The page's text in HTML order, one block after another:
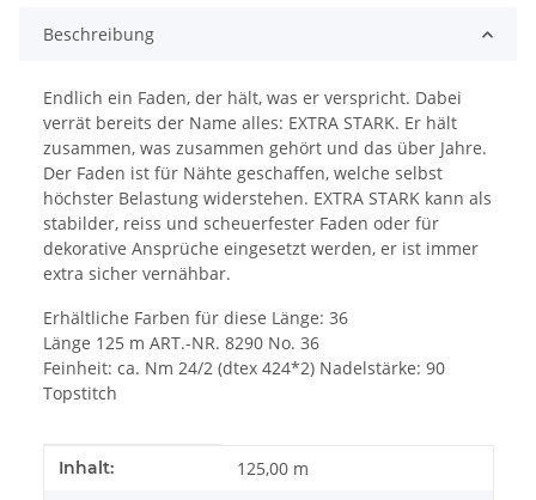
Beschreibung
Endlich ein Faden, der hält, was er verspricht. Dabei
verrät bereits der Name alles: EXTRA STARK. Er hält
zusammen, was zusammen gehört und das über Jahre.
Der Faden ist für Nähte geschaffen, welche selbst
höchster Belastung widerstehen. EXTRA STARK kann als
stabilder, reiss und scheuerfester Faden oder für
dekorative Ansprüche eingesetzt werden, er ist immer
extra sicher vernähbar.
Erhältliche Farben für diese Länge: 36
Länge 125 m ART.-NR. 8290 No. 36
Feinheit: ca. Nm 24/2 (dtex 424*2) Nadelstärke: 90
Topstitch
Produkteigenschaft
Wert
Inhalt: 125,00 m